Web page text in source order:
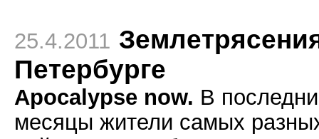
25.4.2011
Петербурге
Apocalypse now. В
месяцы жители самых